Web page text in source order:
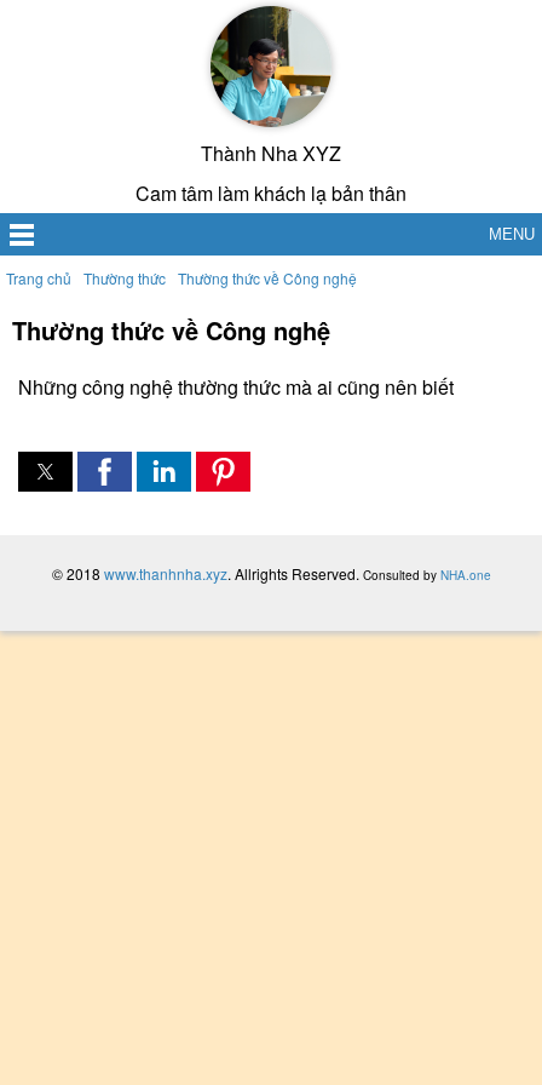
Thành Nha XYZ
Cam tâm làm khách lạ bản thân
MENU
Trang chủ Thường thức Thường thức về Công nghệ
Thường thức về Công nghệ
Những công nghệ thường thức mà ai cũng nên biết
© 2018 www.thanhnha.xyz. Allrights Reserved. Consulted by NHA.one